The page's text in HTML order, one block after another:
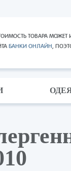
ТОВАРА
БАНКИ ОНЛАЙН,